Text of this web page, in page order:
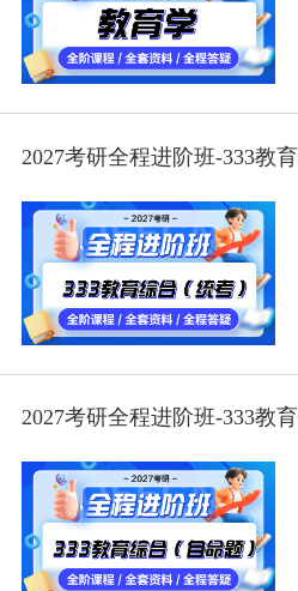
2027考研全程进阶班-333教
2027考研全程进阶班-333教